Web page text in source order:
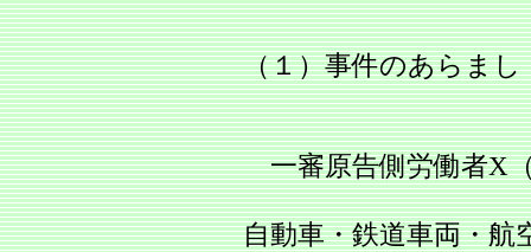
（１）事件のあらまし
一審原告側労働者X
自動車・鉄道車両・航